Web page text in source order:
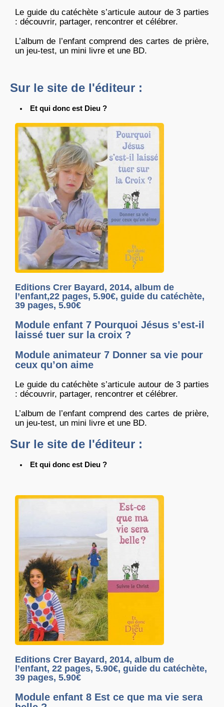
Le guide du catéchète s’articule autour de 3 parties
: découvrir, partager, rencontrer et célébrer.
L’album de l’enfant comprend des cartes de prière,
un jeu-test, un mini livre et une BD.
Sur le site de l'éditeur :
Et qui donc est Dieu ?
Editions Crer Bayard, 2014, album de
l’enfant,22 pages, 5.90€, guide du catéchète,
39 pages, 5.90€
Module enfant 7 Pourquoi Jésus s’est-il
laissé tuer sur la croix ?
Module animateur 7 Donner sa vie pour
ceux qu’on aime
Le guide du catéchète s’articule autour de 3 parties
: découvrir, partager, rencontrer et célébrer.
L’album de l’enfant comprend des cartes de prière,
un jeu-test, un mini livre et une BD.
Sur le site de l'éditeur :
Et qui donc est Dieu ?
Editions Crer Bayard, 2014, album de
l’enfant, 22 pages, 5.90€, guide du catéchète,
39 pages, 5.90€
Module enfant 8 Est ce que ma vie sera